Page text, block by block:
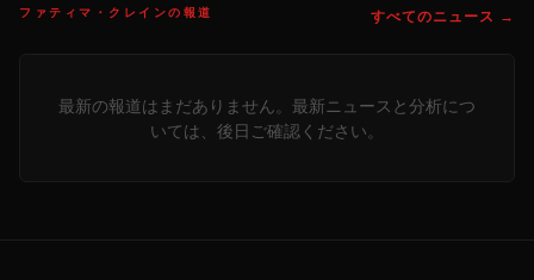
ファティマ・クレインの報道 すべてのニュース →
最新の報道はまだありません。最新ニュースと分析につ
いては、後日ご確認ください。